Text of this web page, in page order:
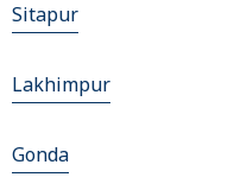
Sitapur
Lakhimpur
Gonda